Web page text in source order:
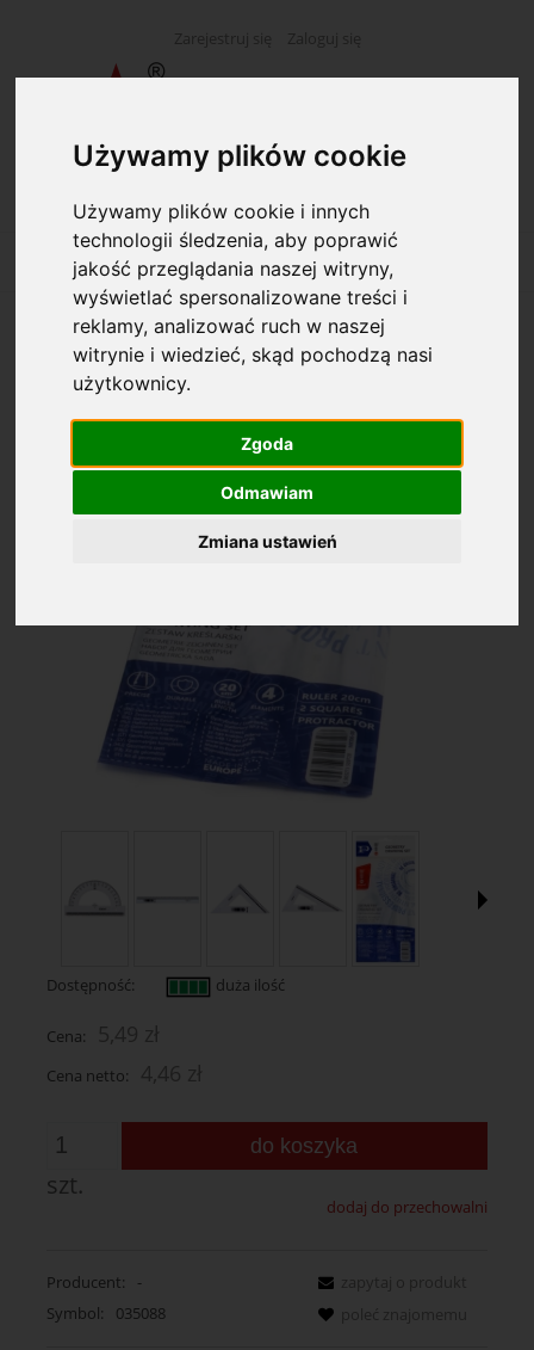
Używamy plików cookie
Używamy plików cookie i innych
technologii śledzenia, aby poprawić
jakość przeglądania naszej witryny,
wyświetlać spersonalizowane treści i
reklamy, analizować ruch w naszej
witrynie i wiedzieć, skąd pochodzą nasi
użytkownicy.
Zgoda
Odmawiam
Zmiana ustawień
Komplet geometryczny MEMOBE MK-106 z
linijką 20 cm
Dostępność: duża ilość
Cena:
Cena netto:
szt.
do koszyka
dodaj do przechowalni
Producent:
-
Symbol:
035088